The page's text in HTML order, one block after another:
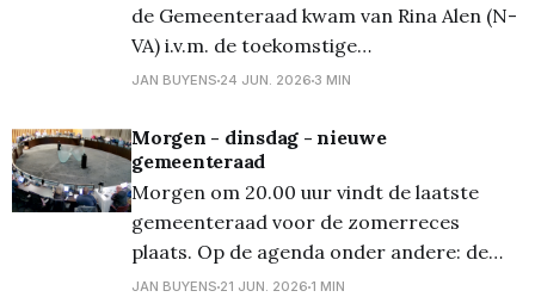
de Gemeenteraad kwam van Rina Alen (N-
VA) i.v.m. de toekomstige
parkeergelegenheid voor de
zich af of hier al over nagedacht werd.
Burgemeester Bob Nijs (CD&V)
antwoordde dat er momenteel een studie
loopt omtrent
JAN BUYENS 24 JUN. 2026 3 MIN
Morgen - dinsdag - nieuwe
gemeenteraad
Morgen om 20.00 uur vindt de laatste
gemeenteraad voor de zomerreces
plaats. Op de agenda onder andere: de
concessie voor het organiseren van een
JAN BUYENS 21 JUN. 2026 1 MIN